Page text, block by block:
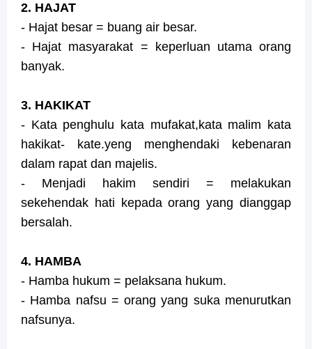
2. HAJAT
- Hajat besar = buang air besar.
- Hajat masyarakat = keperluan utama orang
banyak.
3. HAKIKAT
- Kata penghulu kata mufakat,kata malim kata
hakikat- kate.yeng menghendaki kebenaran
dalam rapat dan majelis.
- Menjadi hakim sendiri = melakukan
sekehendak hati kepada orang yang dianggap
bersalah.
4. HAMBA
- Hamba hukum = pelaksana hukum.
- Hamba nafsu = orang yang suka menurutkan
nafsunya.